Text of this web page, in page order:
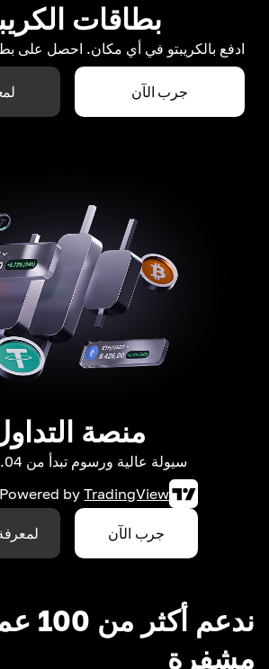
بطاقات
ادفع بالكريبتو في أي مكان. احصل على بطاقتك
جرب الآن
منصة
سيولة عالية ورسوم تبدأ من 0.04% فقط
Powered by TradingView
جرب الآن
ندعم
مشفرة